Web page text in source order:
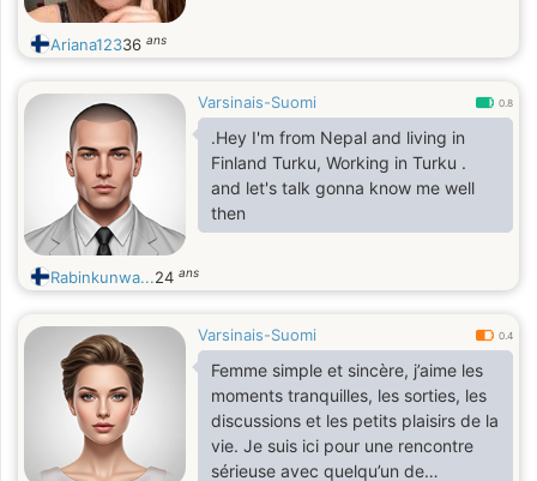
Ariana12336 ans
Varsinais-Suomi 0.8
.Hey I'm from Nepal and living in
Finland Turku, Working in Turku .
and let's talk gonna know me well
then
Rabinkunwa...24 ans
Varsinais-Suomi 0.4
Femme simple et sincère, j’aime les
moments tranquilles, les sorties, les
discussions et les petits plaisirs de la
vie. Je suis ici pour une rencontre
sérieuse avec quelqu’un de